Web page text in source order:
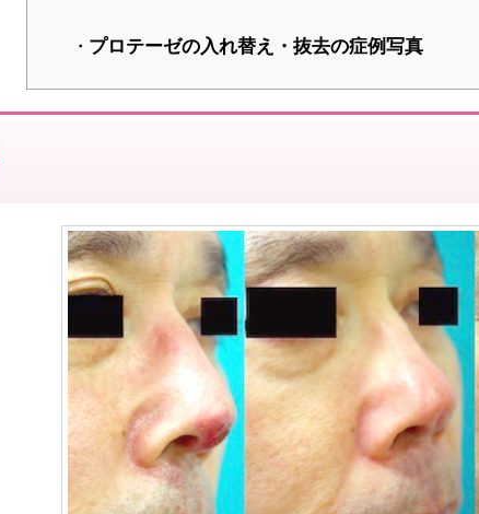
プロテーゼの入れ替え・抜去の症例写真